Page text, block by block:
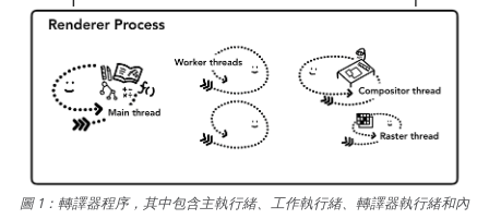
圖 1：轉譯器程序，其中包含主執行緒、工作執行緒、轉譯器執行緒和內